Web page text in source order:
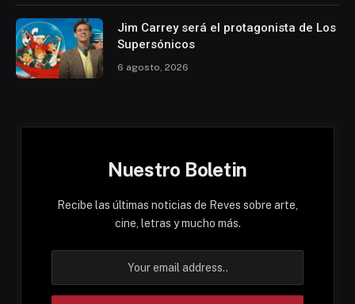
Jim Carrey será el protagonista de Los
Supersónicos
6 agosto, 2026
Nuestro Boletin
Recibe las últimas noticias de Reves sobre arte,
cine, letras y mucho más.